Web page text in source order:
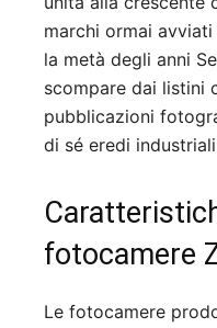
marchi ormai avviati
la metà degli anni
scompare dai listini
pubblicazioni
di sé eredi
fotocamere
Le fotocamere